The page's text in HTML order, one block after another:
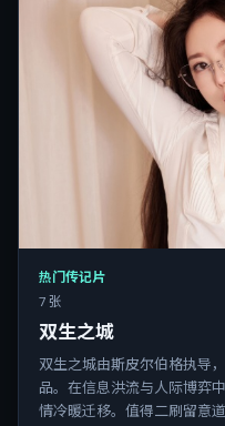
热门传记片
7 张
双生之城
双生之城由斯皮尔伯格执导
品。在信息洪流与人际博弈
情冷暖迁移。值得二刷留意